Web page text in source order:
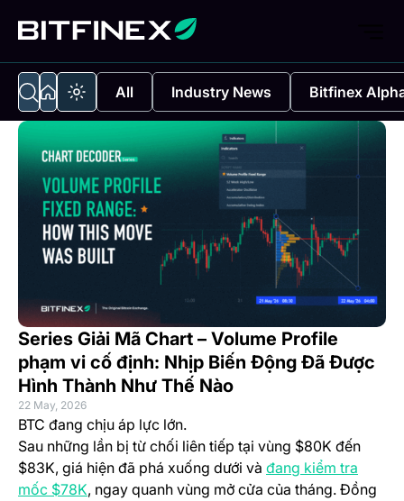
All Industry News Bitfinex
Series Giải Mã Chart – Volume Profile
phạm vi cố định: Nhịp Biến Động Đã Được
Hình Thành Như Thế Nào
22 May, 2026
BTC đang chịu áp lực lớn.
Sau những lần bị từ chối liên tiếp tại vùng $80K đến
$83K, giá hiện đã phá xuống dưới và đang kiểm tra
mốc $78K(opens in a new tab)
, ngay quanh vùng mở cửa của tháng. Đồng